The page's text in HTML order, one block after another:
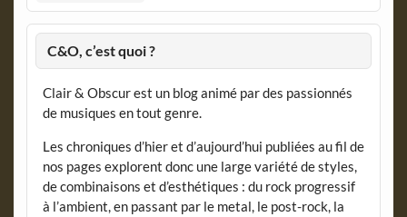
C&O, c’est quoi ?
Clair & Obscur est un blog animé par des passionnés
de musiques en tout genre.
Les chroniques d’hier et d’aujourd’hui publiées au fil de
nos pages explorent donc une large variété de styles,
de combinaisons et d’esthétiques : du rock progressif
à l’ambient, en passant par le metal, le post-rock, la